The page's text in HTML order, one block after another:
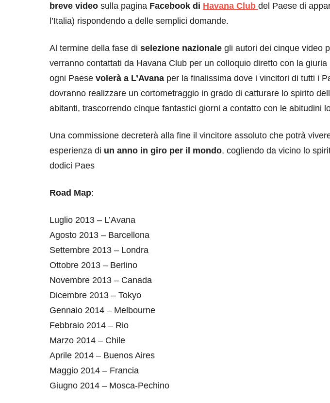
breve video sulla pagina Facebook di Havana Club del Paese di
l’Italia) rispondendo a delle semplici domande.
Al termine della fase di selezione nazionale gli autori dei cinque video
verranno contattati da Havana Club per un colloquio diretto con la
ogni Paese volerà a L’Avana per la finalissima dove i vincitori di tutti i
dovranno realizzare un cortometraggio in grado di catturare lo spirito
abitanti, trascorrendo cinque fantastici giorni a contatto con le abitudini
Una commissione decreterà alla fine il vincitore assoluto che potrà
esperienza di un anno in giro per il mondo, cogliendo da vicino lo
dodici Paes
Road Map:
Luglio 2013 – L’Avana
Agosto 2013 – Barcellona
Settembre 2013 – Londra
Ottobre 2013 – Berlino
Novembre 2013 – Canada
Dicembre 2013 – Tokyo
Gennaio 2014 – Melbourne
Febbraio 2014 – Rio
Marzo 2014 – Chile
Aprile 2014 – Buenos Aires
Maggio 2014 – Francia
Giugno 2014 – Mosca-Pechino
il Louvre in
di 4 ore
destinazioni
Paros e la Grecia di
Immaturi il Viaggio